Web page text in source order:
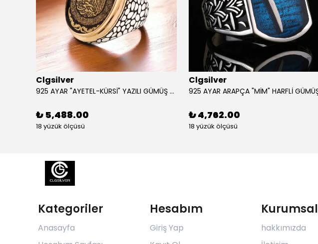
Clgsilver
925 AYAR "AYETEL-KÜRSİ" YAZILI GÜMÜŞ ERKEK YÜZÜK
₺ 5,488.00
18 yüzük ölçüsü
Clgsilver
₺ 4,762.00
18 yüzük ölçüsü
Kategoriler
Anasayfa
Hesabım
Giriş Yap
Kurumsal
hakkımızda